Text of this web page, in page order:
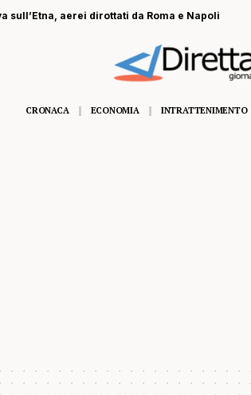
sull’Etna, aerei dirottati da Roma e Napoli
CRONACA ECONOMIA INTRATTENIMENTO